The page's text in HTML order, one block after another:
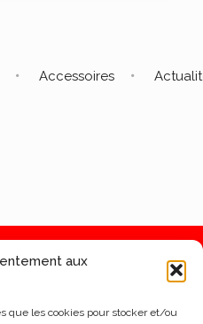
aux
que les cookies pour stocker et/ou
Accessoires